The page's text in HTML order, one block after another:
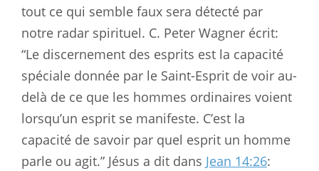
tout ce qui semble faux sera détecté par
notre radar spirituel. C. Peter Wagner écrit:
“Le discernement des esprits est la capacité
spéciale donnée par le Saint-Esprit de voir au-
delà de ce que les hommes ordinaires voient
lorsqu’un esprit se manifeste. C’est la
capacité de savoir par quel esprit un homme
parle ou agit.” Jésus a dit dans Jean 14:26: